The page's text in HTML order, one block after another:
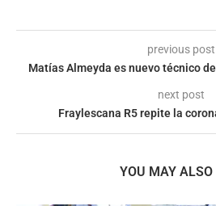
previous post
Matías Almeyda es nuevo técnico
next post
Fraylescana R5 repite la
YOU MAY ALSO